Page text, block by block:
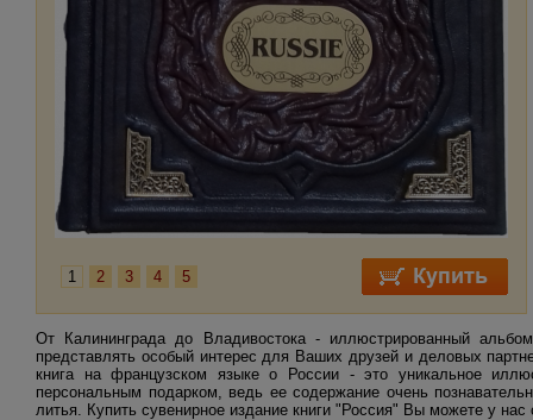
1 2 3 4 5
От Калининграда до Владивостока - иллюстрированный
представлять особый интерес для Ваших друзей и деловых
книга на французском языке о России - это уникальное
персональным подарком, ведь ее содержание очень
литья. Купить сувенирное издание книги "Россия" Вы можете у